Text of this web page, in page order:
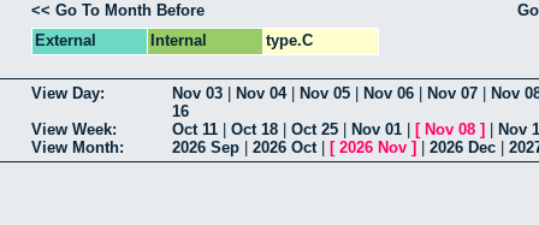
<< Go To Month Before
External
Internal type.C
View Day: Nov 03 Nov 04| Nov 05 Nov 06 Nov 07
Nov
16
View Week:
Oct 11 Oct 18 Oct 25 Nov 01 [ Nov 08 ]
Nov
View Month:
2026 Sep 2026 Oct [ 2026 Nov ] 2026 Dec